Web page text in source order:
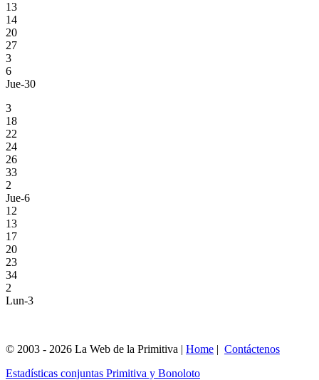
13
14
20
27
3
6
Jue-30
3
18
22
24
26
33
2
Jue-6
12
13
17
20
23
34
2
Lun-3
© 2003 - 2026 La Web de la Primitiva | Home | Contáctenos
Estadísticas conjuntas Primitiva y Bonoloto